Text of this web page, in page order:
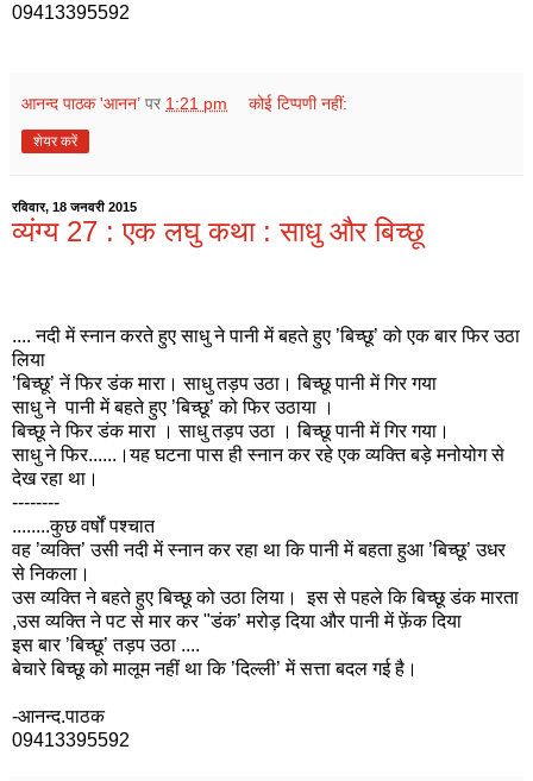
09413395592
आनन्द पाठक 'आनन’ पर 1:21 pm कोई टिप्पणी नहीं:
शेयर करें
रविवार, 18 जनवरी 2015
व्यंग्य 27 : एक लघु कथा : साधु और बिच्छू
.... नदी में स्नान करते हुए साधु ने पानी में बहते हुए ’बिच्छू’ को एक बार फिर उठा
लिया
’बिच्छू’ नें फिर डंक मारा। साधु तड़प उठा। बिच्छू पानी में गिर गया
साधु ने पानी में बहते हुए ’बिच्छू’ को फिर उठाया ।
बिच्छू ने फिर डंक मारा । साधु तड़प उठा । बिच्छू पानी में गिर गया।
साधु ने फिर......।यह घटना पास ही स्नान कर रहे एक व्यक्ति बड़े मनोयोग से
देख रहा था।
--------
........कुछ वर्षों पश्चात
वह ’व्यक्ति’ उसी नदी में स्नान कर रहा था कि पानी में बहता हुआ ’बिच्छू’ उधर
से निकला।
उस व्यक्ति ने बहते हुए बिच्छू को उठा लिया। इस से पहले कि बिच्छू डंक मारता
,उस व्यक्ति ने पट से मार कर "डंक’ मरोड़ दिया और पानी में फ़ेंक दिया
इस बार ’बिच्छू’ तड़प उठा ....
बेचारे बिच्छू को मालूम नहीं था कि ’दिल्ली’ में सत्ता बदल गई है।
-आनन्द.पाठक
09413395592